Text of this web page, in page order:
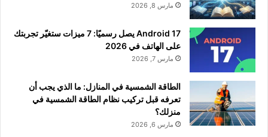
مارس 8, 2026
Android 17 يصل رسميًا: 7 ميزات ستغيّر تجربتك
على الهاتف في 2026
مارس 7, 2026
الطاقة الشمسية في المنازل: ما الذي يجب أن
تعرفه قبل تركيب نظام الطاقة الشمسية في
منزلك؟
مارس 6, 2026